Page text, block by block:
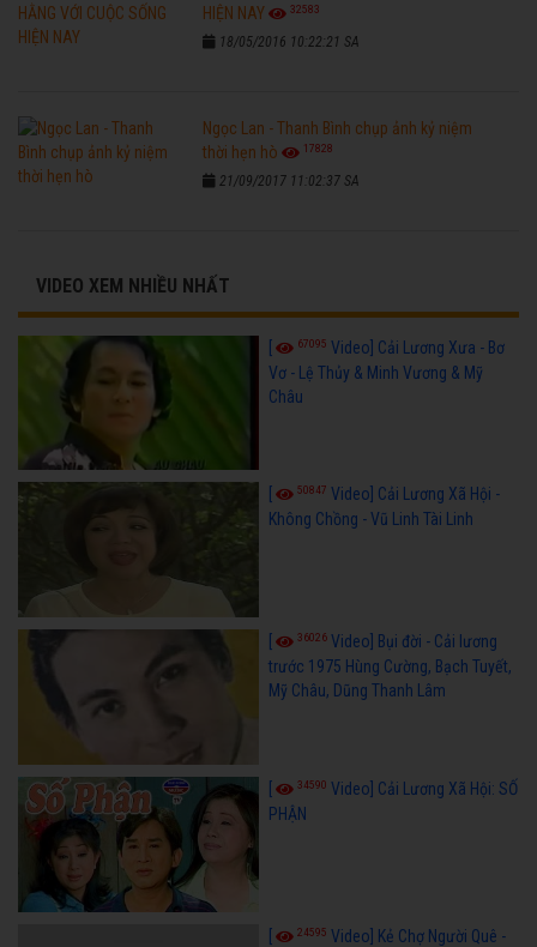
HIỆN NAY
32583
18/05/2016 10:22:21 SA
Ngọc Lan - Thanh Bình chụp ảnh kỷ niệm
thời hẹn hò
17828
21/09/2017 11:02:37 SA
VIDEO XEM NHIỀU NHẤT
[ 67095 Video] Cải Lương Xưa - Bơ
Vơ - Lệ Thủy & Minh Vương & Mỹ
Châu
50847 Video] Cải Lương Xã Hội -
Không Chồng - Vũ Linh Tài Linh
36026 Video] Bụi đời - Cải lương
trước 1975 Hùng Cường, Bạch Tuyết,
Mỹ Châu, Dũng Thanh Lâm
34590 Video] Cải Lương Xã Hội: SỐ
PHẬN
24595 Video] Kẻ Chợ Người Quê -